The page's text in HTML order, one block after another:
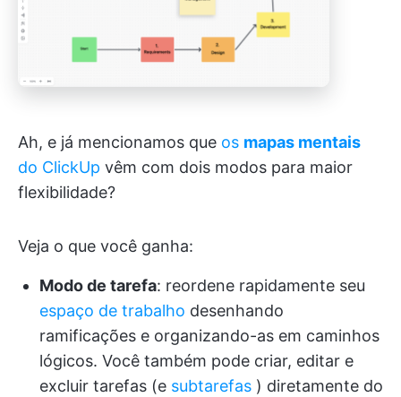
Ah, e já mencionamos que os mapas mentais
do ClickUp vêm com dois modos para maior
flexibilidade?
Veja o que você ganha:
Modo de tarefa: reordene rapidamente seu
espaço de trabalho desenhando
ramificações e organizando-as em caminhos
lógicos. Você também pode criar, editar e
excluir tarefas (e subtarefas ) diretamente do